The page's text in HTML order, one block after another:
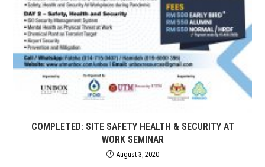
COMPLETED: SITE SAFETY HEALTH & SECURITY AT
WORK SEMINAR
August 3, 2020